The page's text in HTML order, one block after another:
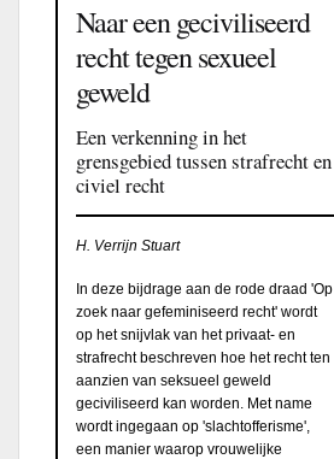
Naar een geciviliseerd
recht tegen sexueel
geweld
Een verkenning in het
grensgebied tussen strafrecht en
civiel recht
H. Verrijn Stuart
In deze bijdrage aan de rode draad 'Op
zoek naar gefeminiseerd recht' wordt
op het snijvlak van het privaat- en
strafrecht beschreven hoe het recht ten
aanzien van seksueel geweld
geciviliseerd kan worden. Met name
wordt ingegaan op 'slachtofferisme',
een manier waarop vrouwelijke